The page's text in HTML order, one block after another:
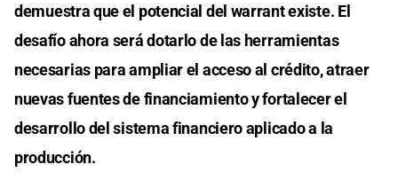
demuestra que el potencial del warrant existe. El
desafío ahora será dotarlo de las herramientas
necesarias para ampliar el acceso al crédito, atraer
nuevas fuentes de financiamiento y fortalecer el
desarrollo del sistema financiero aplicado a la
producción.